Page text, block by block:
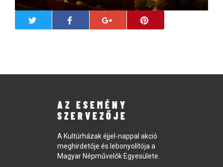
AZ ESEMÉNY
SZERVEZŐJE
A Kultúrházak éjjel-nappal akció
meghirdetője és lebonyolítója a
Magyar Népművelők Egyesülete.